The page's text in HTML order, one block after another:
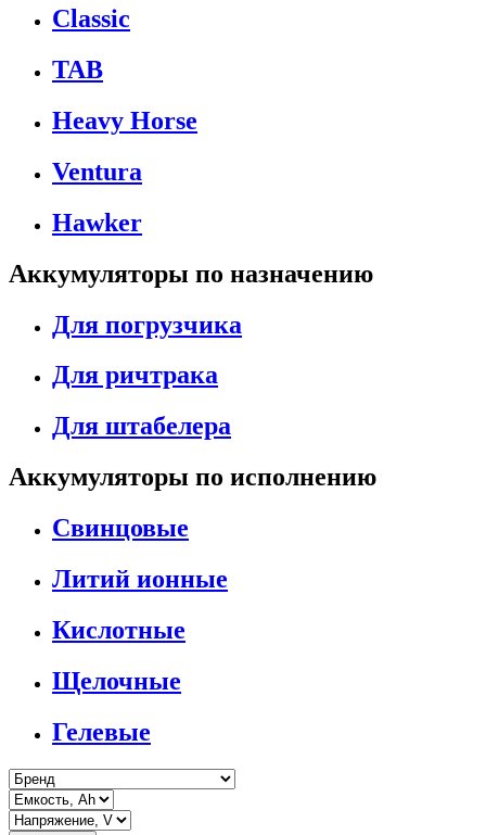
Classic
TAB
Heavy Horse
Ventura
Hawker
Аккумуляторы по назначению
Для погрузчика
Для ричтрака
Для штабелера
Аккумуляторы по исполнению
Свинцовые
Литий ионные
Кислотные
Щелочные
Гелевые